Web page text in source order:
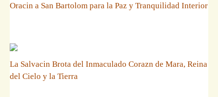
Oracin a San Bartolom para la Paz y Tranquilidad Interior
La Salvacin Brota del Inmaculado Corazn de Mara, Reina
del Cielo y la Tierra